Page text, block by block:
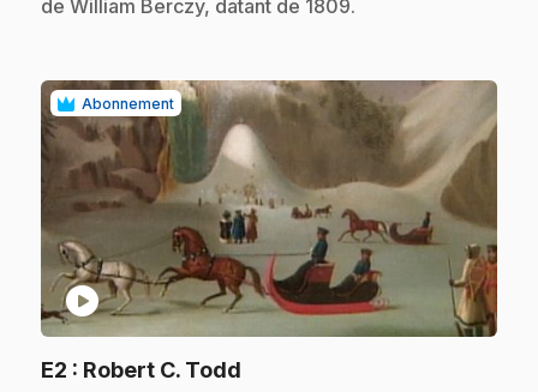
de William Berczy, datant de 1809.
Abonnement
play_circle
E2 : Robert C. Todd